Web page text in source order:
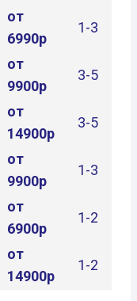
от
6990р
1-3
от
9900р
3-5
от
14900р
3-5
от
9900р
1-3
от
6900р
1-2
от
14900р
1-2